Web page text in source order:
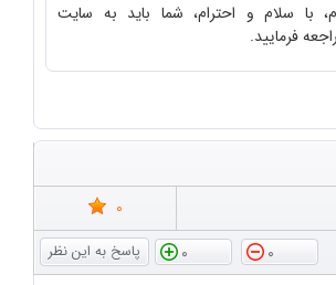
با سلام و احترام، شما باید به سایت
0
0
0